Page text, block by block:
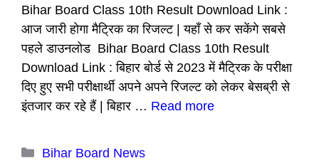
Bihar Board Class 10th Result Download Link :
आज जारी होगा मैट्रिक का रिजल्ट | यहाँ से कर सकेंगे सबसे
पहले डाउनलोड Bihar Board Class 10th Result
Download Link : बिहार बोर्ड से 2023 में मैट्रिक के परीक्षा
दिए हुए सभी परीक्षार्थी अपने अपने रिजल्ट को लेकर बेसब्री से
इंतजार कर रहे हैं | बिहार … Read more
Categories
Bihar Board News